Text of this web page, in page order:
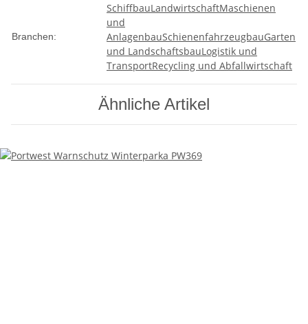
Branchen:
SchiffbauLandwirtschaftMaschienen
und
AnlagenbauSchienenfahrzeugbauGarten
und LandschaftsbauLogistik und
TransportRecycling und Abfallwirtschaft
Ähnliche Artikel